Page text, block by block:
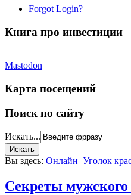
Forgot Login?
Книга про инвестиции
Mastodon
Карта посещений
Поиск по сайту
Искать...
Вы здесь: Онлайн Уголок
Секреты мужского